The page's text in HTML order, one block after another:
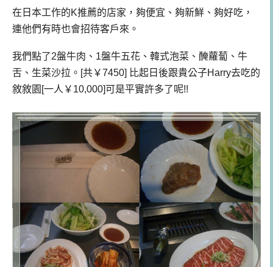
在日本工作的K推薦的店家，夠便宜、夠新鮮、夠好吃，
連他們有時也會招待客戶來。
我們點了2盤牛肉、1盤牛五花、韓式泡菜、醃蘿蔔、牛
舌、生菜沙拉。[共￥7450] 比起日後跟貴公子Harry去吃的
敘敘園[一人￥10,000]可是平實許多了呢!!